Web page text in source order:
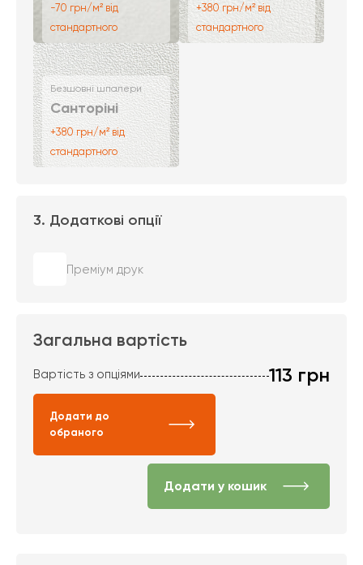
-70 грн/м² від
стандартного
+380 грн/м² від
стандартного
Безшовні шпалери
Санторіні
+380 грн/м² від
стандартного
3. Додаткові опції
Преміум друк
Загальна вартість
Вартість з опціями 113 грн
Додати до
обраного
Додати у кошик